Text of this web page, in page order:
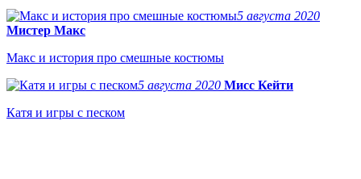
5 августа 2020
Мистер Макс
Макс и история про смешные костюмы
5 августа 2020 Мисс Кейти
Катя и игры с песком